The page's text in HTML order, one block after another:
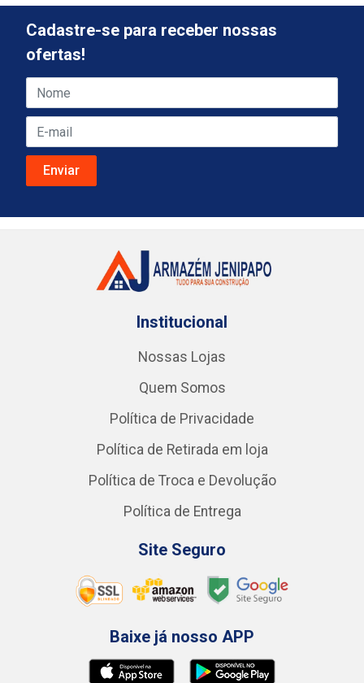
Cadastre-se para receber nossas
ofertas!
Institucional
Nossas Lojas
Quem Somos
Política de Privacidade
Política de Retirada em loja
Política de Troca e Devolução
Política de Entrega
Site Seguro
Baixe já nosso APP